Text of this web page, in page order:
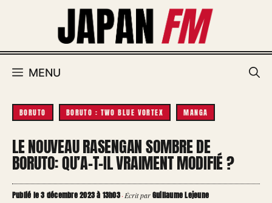
MENU
BORUTO BORUTO : TWO BLUE VORTEX MANGA
LE NOUVEAU RASENGAN SOMBRE DE
BORUTO: QU’A-T-IL VRAIMENT MODIFIÉ ?
Publié le 3 décembre 2023 à 13h03·Écrit parGuillaume Lejeune